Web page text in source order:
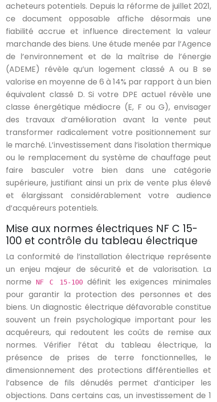
acheteurs potentiels. Depuis la réforme de juillet 2021,
ce document opposable affiche désormais une
fiabilité accrue et influence directement la valeur
marchande des biens. Une étude menée par l’Agence
de l’environnement et de la maîtrise de l’énergie
(ADEME) révèle qu’un logement classé A ou B se
valorise en moyenne de 6 à 14% par rapport à un bien
équivalent classé D. Si votre DPE actuel révèle une
classe énergétique médiocre (E, F ou G), envisager
des travaux d’amélioration avant la vente peut
transformer radicalement votre positionnement sur
le marché. L’investissement dans l’isolation thermique
ou le remplacement du système de chauffage peut
faire basculer votre bien dans une catégorie
supérieure, justifiant ainsi un prix de vente plus élevé
et élargissant considérablement votre audience
d’acquéreurs potentiels.
Mise aux normes électriques NF C 15-
100 et contrôle du tableau électrique
La conformité de l’installation électrique représente
un enjeu majeur de sécurité et de valorisation. La
norme
NF C 15-100 définit les exigences minimales
pour garantir la protection des personnes et des
biens. Un diagnostic électrique défavorable constitue
souvent un frein psychologique important pour les
acquéreurs, qui redoutent les coûts de remise aux
normes. Vérifier l’état du tableau électrique, la
présence de prises de terre fonctionnelles, le
dimensionnement des protections différentielles et
l’absence de fils dénudés permet d’anticiper les
objections. Dans certains cas, un investissement de 1